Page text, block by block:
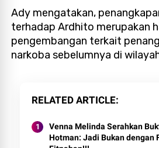
Ady mengatakan,
terhadap Ardhito merupakan
pengembangan terkait
narkoba sebelumnya di
RELATED ARTICLE
Venna Melinda Serahkan
Hotman: Jadi Bukan dengan